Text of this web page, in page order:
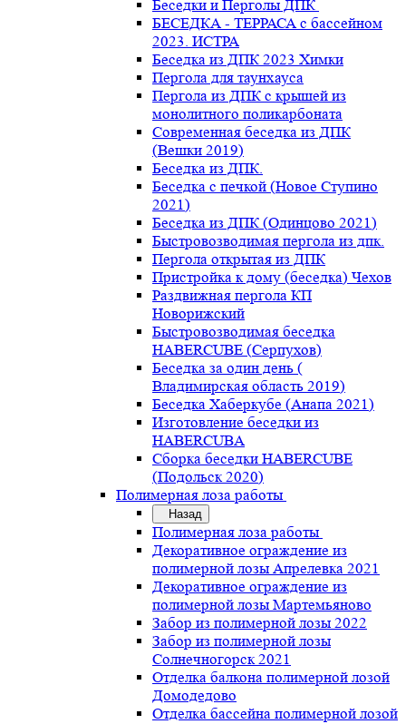
Беседки и Перголы ДПК
БЕСЕДКА - ТЕРРАСА с бассейном
2023. ИСТРА
Беседка из ДПК 2023 Химки
Пергола для таунхауса
Пергола из ДПК с крышей из
монолитного поликарбоната
Современная беседка из ДПК
(Вешки 2019)
Беседка из ДПК.
Беседка с печкой (Новое Ступино
2021)
Беседка из ДПК (Одинцово 2021)
Быстровозводимая пергола из дпк.
Пергола открытая из ДПК
Пристройка к дому (беседка) Чехов
Раздвижная пергола КП
Новорижский
Быстровозводимая беседка
HABERCUBE (Серпухов)
Беседка за один день (
Владимирская область 2019)
Беседка Хаберкубе (Анапа 2021)
Изготовление беседки из
HABERCUBA
Сборка беседки HABERCUBE
(Подольск 2020)
Полимерная лоза работы
Назад
Полимерная лоза работы
Декоративное ограждение из
полимерной лозы Апрелевка 2021
Декоративное ограждение из
полимерной лозы Мартемьяново
Забор из полимерной лозы 2022
Забор из полимерной лозы
Солнечногорск 2021
Отделка балкона полимерной лозой
Домодедово
Отделка бассейна полимерной лозой